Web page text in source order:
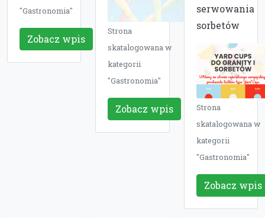
"Gastronomia"
Zobacz wpis
Strona
skatalogowana w
kategorii
"Gastronomia"
Zobacz wpis
serwowania
sorbetów
Strona
skatalogowana w
kategorii
"Gastronomia"
Zobacz wpis